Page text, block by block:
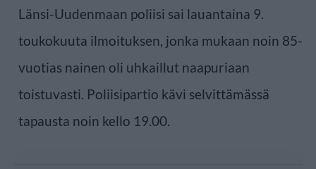
Länsi-Uudenmaan poliisi sai lauantaina 9.
toukokuuta ilmoituksen, jonka mukaan noin 85-
vuotias nainen oli uhkaillut naapuriaan
toistuvasti. Poliisipartio kävi selvittämässä
tapausta noin kello 19.00.